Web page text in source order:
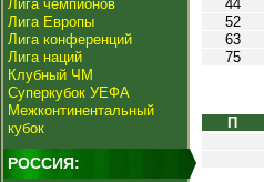
Лига чемпионов
Лига Европы
Лига конференций
Лига наций
Клубный ЧМ
Суперкубок УЕФА
Межконтинентальный
кубок
РОССИЯ:
44
52
63
75
П